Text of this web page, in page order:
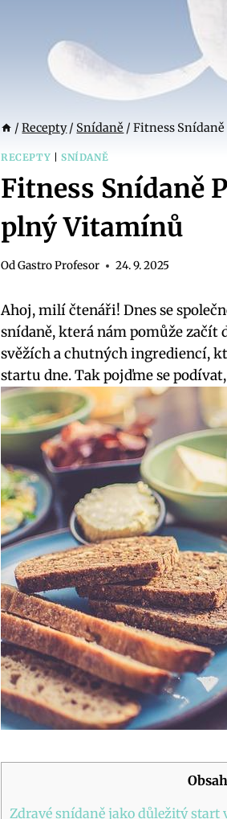
/ Recepty/ Snídaně / Fitness
RECEPTY | SNÍDANĚ
Fitness Snídaně
plný Vitamínů
OdGastro Profesor 24. 9. 2025
Ahoj, milí čtenáři! Dnes se
snídaně, která nám pomůže začít
svěžích a chutných ingrediencí,
startu dne. Tak pojďme se
Zdravé snídaně jako důležitý start